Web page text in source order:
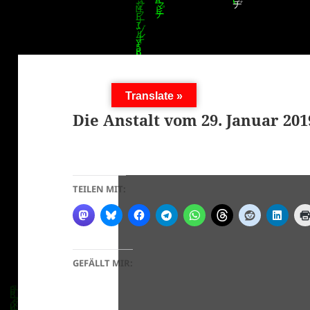
Die Anstalt vom 29. Januar
TEILEN MIT:
GEFÄLLT MIR:
Translate »